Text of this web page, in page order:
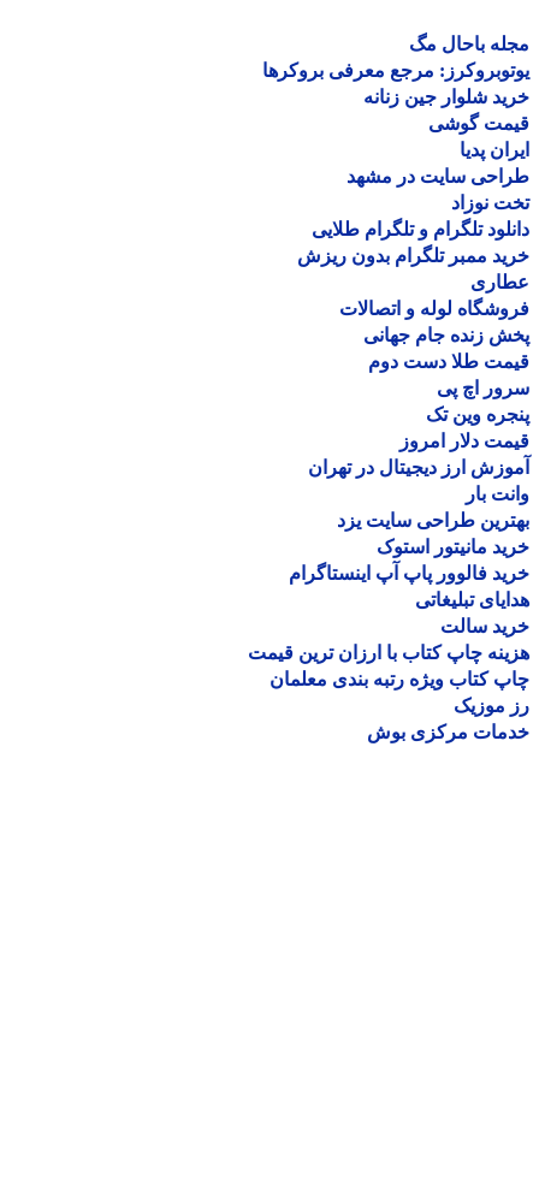
باحال مگ
مرجع معرفی بروکرها
شلوار جین زنانه
گوشی
پدیا
سایت در مشهد
نوزاد
تلگرام و تلگرام طلایی
ممبر تلگرام بدون ریزش
لوله و اتصالات
زنده جام جهانی
طلا دست دوم
اچ پی
وین تک
دلار امروز
ارز دیجیتال در تهران
بار
طراحی سایت یزد
مانیتور استوک
فالوور پاپ آپ اینستاگرام
تبلیغاتی
سالت
چاپ کتاب با ارزان ترین قیمت
کتاب ویژه رتبه بندی معلمان
موزیک
مرکزی بوش